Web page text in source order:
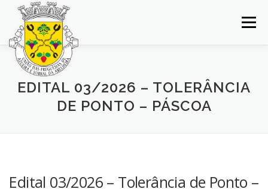
Saltar
conteúdo
Menu
INÍCIO JUNTA DE FREGUESIA
BALCÃO VIRTUAL NOTÍCIAS MAPA
EDITAL 03/2026 – TOLERÂNCIA
DE PONTO – PÁSCOA
Edital 03/2026 – Tolerância de Ponto –